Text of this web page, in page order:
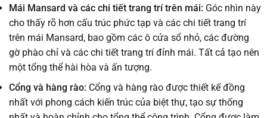
Mái Mansard và các chi tiết trang trí trên mái: Góc nhìn này
cho thấy rõ hơn cấu trúc phức tạp và các chi tiết trang trí
trên mái Mansard, bao gồm các ô cửa sổ nhỏ, các đường
gờ phào chỉ và các chi tiết trang trí đỉnh mái. Tất cả tạo nên
một tổng thể hài hòa và ấn tượng.
Cổng và hàng rào: Cổng và hàng rào được thiết kế đồng
nhất với phong cách kiến trúc của biệt thự, tạo sự thống